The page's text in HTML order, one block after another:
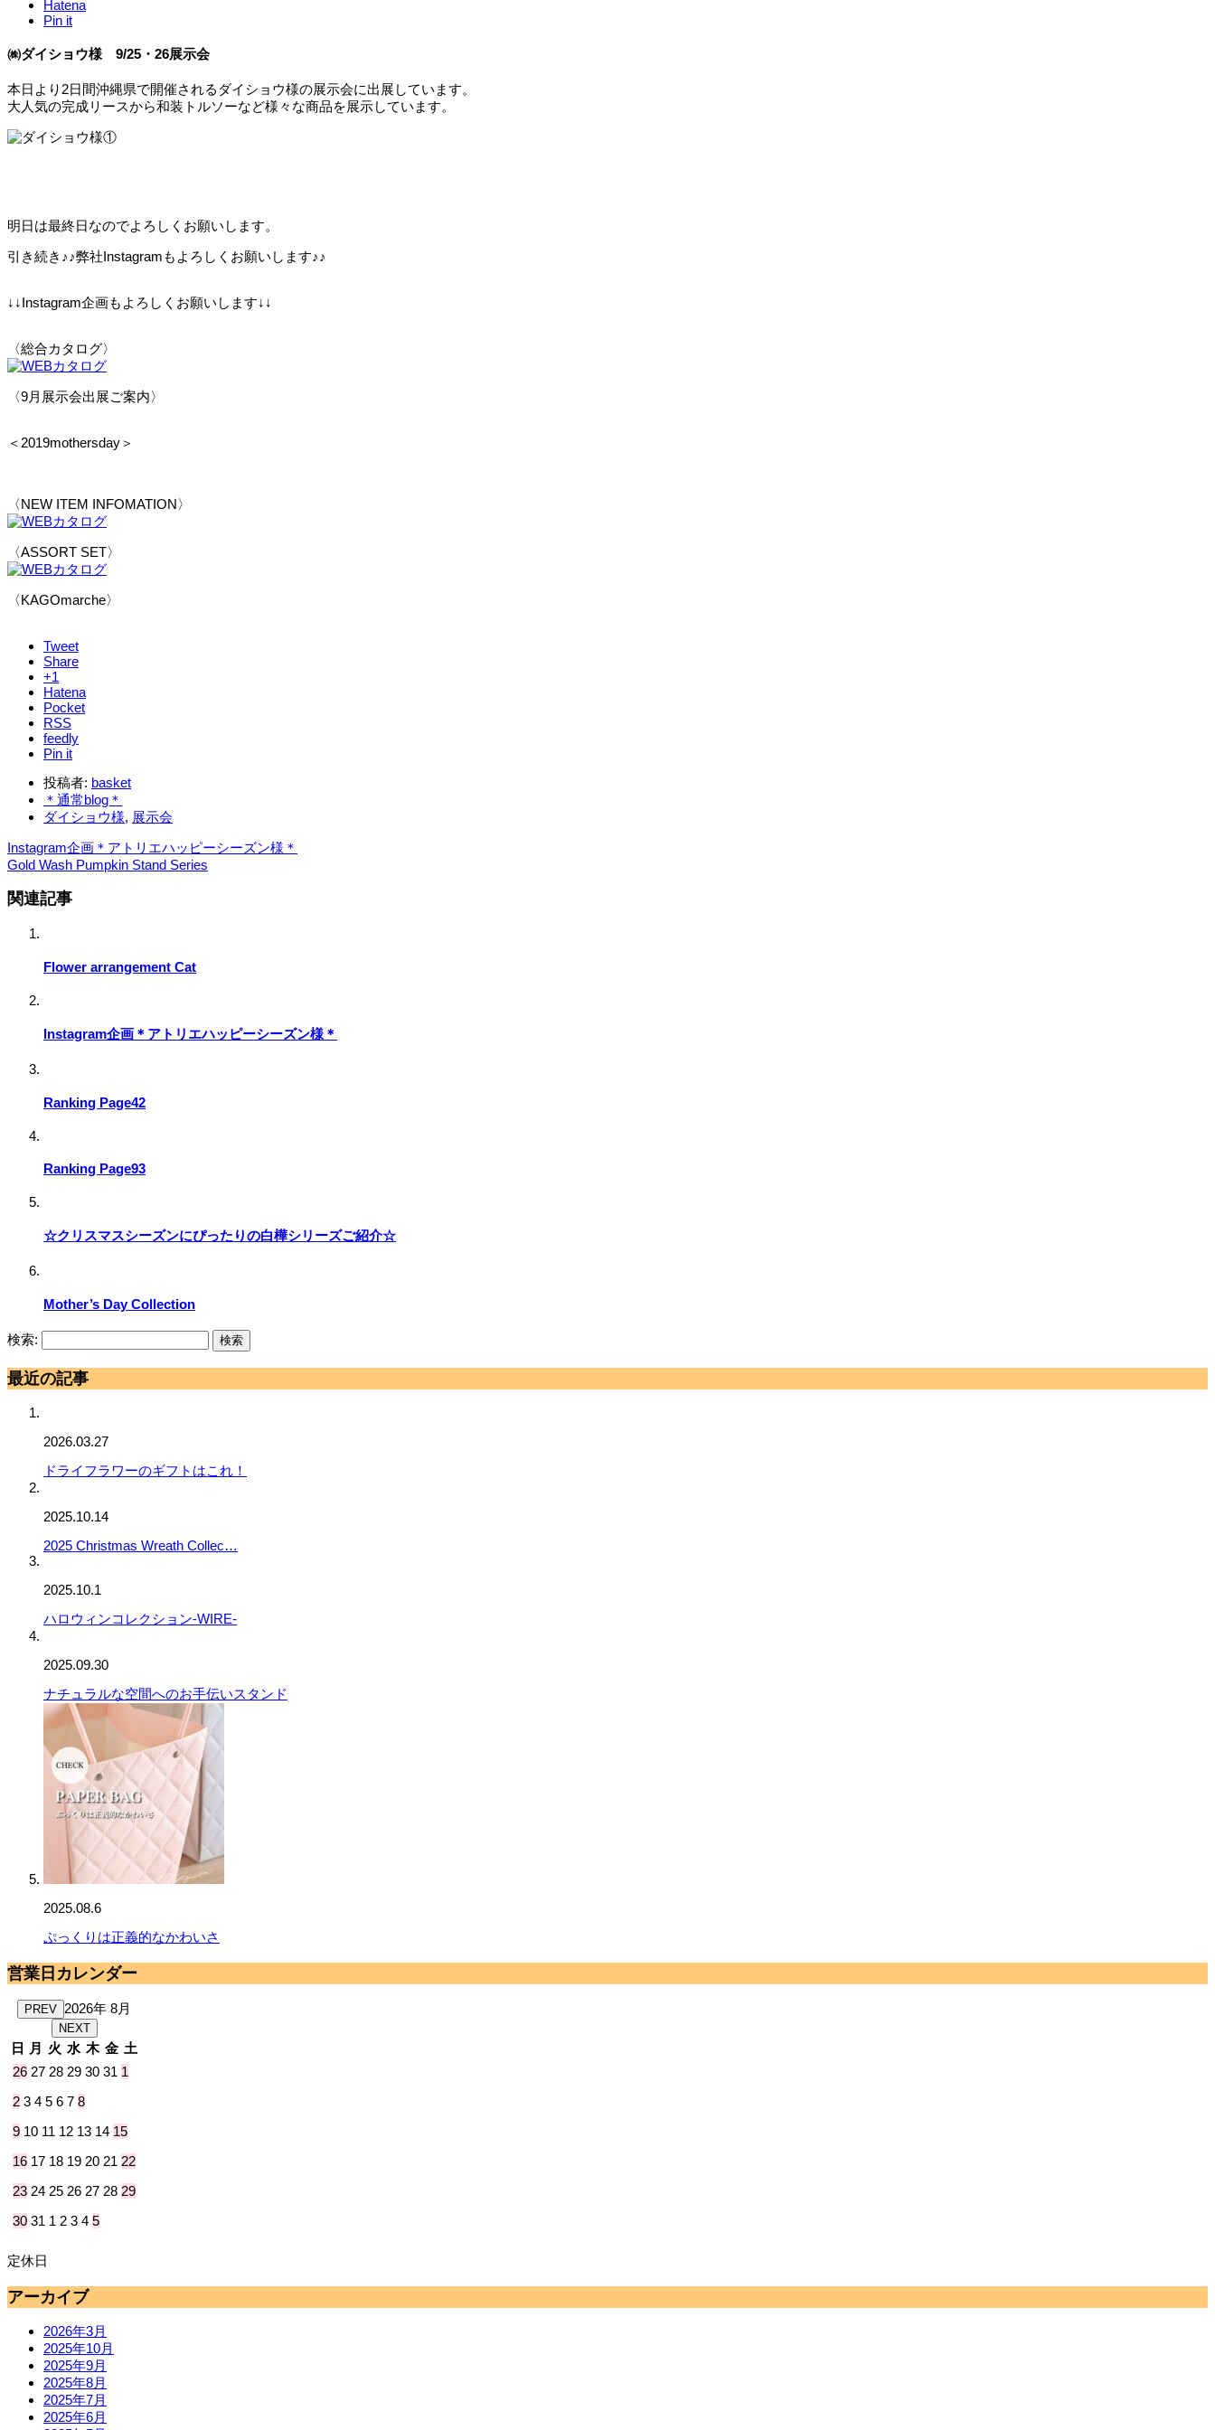
Hatena
Pin it
㈱ダイショウ様 9/25・26展示会
本日より2日間沖縄県で開催されるダイショウ様の展示会に出展しています。
大人気の完成リースから和装トルソーなど様々な商品を展示しています。
明日は最終日なのでよろしくお願いします。
引き続き♪♪弊社Instagramもよろしくお願いします♪♪
↓↓Instagram企画もよろしくお願いします↓↓
〈総合カタログ〉
〈9月展示会出展ご案内〉
＜2019mothersday＞
〈NEW ITEM INFOMATION〉
〈ASSORT SET〉
〈KAGOmarche〉
Tweet
Share
+1
Hatena
Pocket
RSS
feedly
Pin it
投稿者: basket
＊通常blog＊
ダイショウ様, 展示会
Instagram企画＊アトリエハッピーシーズン様＊
Gold Wash Pumpkin Stand Series
関連記事
Flower arrangement Cat
Instagram企画＊アトリエハッピーシーズン様＊
Ranking Page42
Ranking Page93
☆クリスマスシーズンにぴったりの白樺シリーズご紹介☆
Mother’s Day Collection
検索:
最近の記事
2026.03.27
ドライフラワーのギフトはこれ！
2025.10.14
2025 Christmas Wreath Collec…
2025.10.1
ハロウィンコレクション-WIRE-
2025.09.30
ナチュラルな空間へのお手伝いスタンド
2025.08.6
ぷっくりは正義的なかわいさ
営業日カレンダー
PREV 2026年 8月
NEXT
日 月 火 水 木 金 土
26 27 28 29 30 31 1
2 3 4 5 6 7 8
9 10 11 12 13 14 15
16 17 18 19 20 21 22
23 24 25 26 27 28 29
30 31 1 2 3 4 5
定休日
アーカイブ
2026年3月
2025年10月
2025年9月
2025年8月
2025年7月
2025年6月